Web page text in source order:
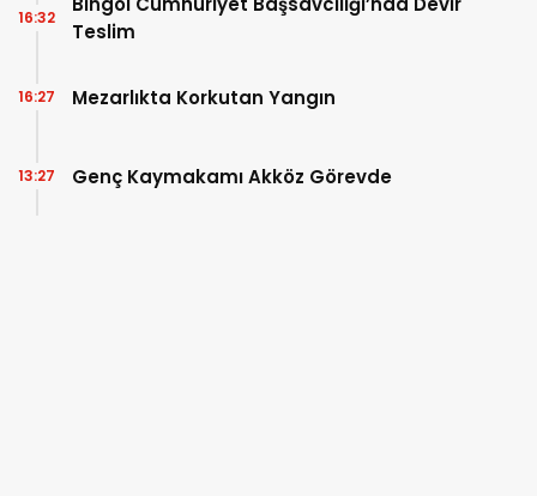
Teslim
16:32
Mezarlıkta Korkutan Yangın
16:27
Genç Kaymakamı Akköz Görevde
13:27